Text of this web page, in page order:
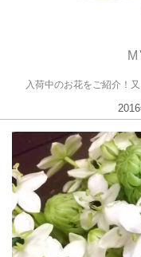
入荷中のお花をご紹介！